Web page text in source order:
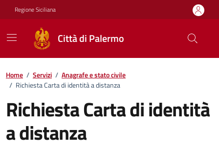
Vai ai contenuti
Vai al footer
Regione Siciliana
Città di Palermo
Home / Servizi / Anagrafe e stato civile
/ Richiesta Carta di identità a distanza
Richiesta Carta di identità
a distanza